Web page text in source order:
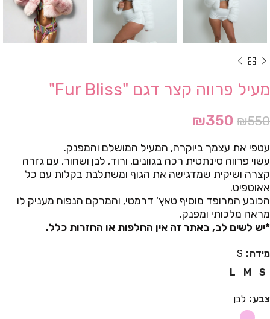
מעיל פרווה קצר דגם "Fur Bliss"
₪550
₪350
עטפי את עצמך ביוקרה, המעיל המושלם והמפנק.
עשוי פרווה סינתטית רכה בגוונים, ורוד, לבן ושחור, עם גזרה
קצרה ושיקית שמדגישה את הגוף ומשתלבת בקלות עם כל
אאוטפיט.
הכובע המרופד מוסיף טאץ' דרמטי, והמרקם הנפוח מעניק לו
מראה מלכותי ומפנק.
*יש לשים לב, באתר זה אין החלפות או החזרות כלל.
מידה
S
S
M
L
צבע לבן